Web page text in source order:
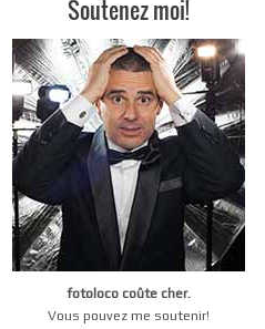
Soutenez moi!
fotoloco coûte cher.
Vous pouvez me soutenir!